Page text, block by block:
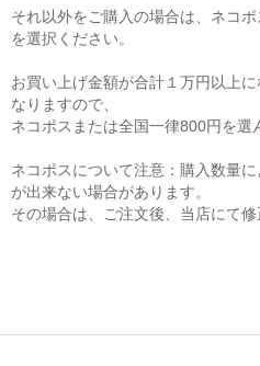
それ以外をご購入の場合は、ネコ
を選択ください。
お買い上げ金額が合計１万円以上
なりますので、
ネコポスまたは全国一律800円を選
ネコポスについて注意：購入数量
が出来ない場合があります。
その場合は、ご注文後、当店にて修